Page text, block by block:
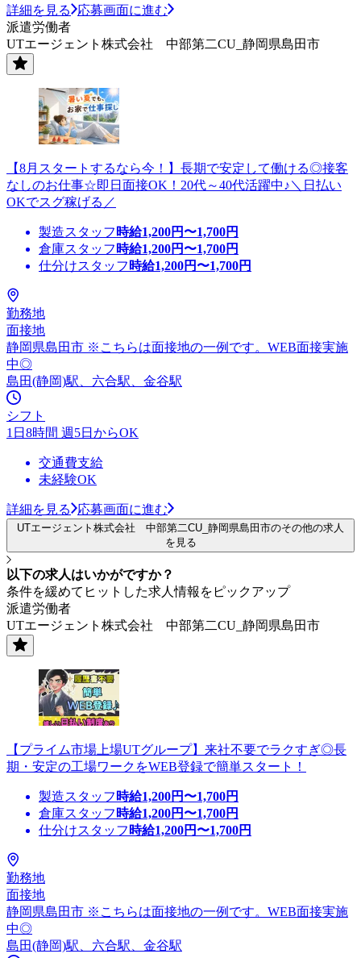
詳細を見る
応募画面に進む
派遣労働者
UTエージェント株式会社 中部第二CU_静岡県島田市
【8月スタートするなら今！】長期で安定して働ける◎接客
なしのお仕事☆即日面接OK！20代～40代活躍中♪＼日払い
OKでスグ稼げる／
製造スタッフ 時給1,200円〜1,700円
倉庫スタッフ 時給1,200円〜1,700円
仕分けスタッフ 時給1,200円〜1,700円
勤務地
面接地
静岡県島田市 ※こちらは面接地の一例です。WEB面接実施
中◎
島田(静岡)駅、六合駅、金谷駅
シフト
1日8時間 週5日からOK
交通費支給
未経験OK
詳細を見る 応募画面に進む
UTエージェント株式会社 中部第二CU_静岡県島田市のその他の求人
を見る
以下の求人はいかがですか？
条件を緩めてヒットした求人情報をピックアップ
派遣労働者
UTエージェント株式会社 中部第二CU_静岡県島田市
【プライム市場上場UTグループ】来社不要でラクすぎ◎長
期・安定の工場ワークをWEB登録で簡単スタート！
製造スタッフ 時給1,200円〜1,700円
倉庫スタッフ 時給1,200円〜1,700円
仕分けスタッフ 時給1,200円〜1,700円
勤務地
面接地
静岡県島田市 ※こちらは面接地の一例です。WEB面接実施
中◎
島田(静岡)駅、六合駅、金谷駅